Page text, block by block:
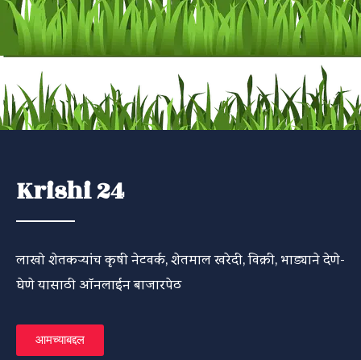
Krishi 24
लाखो शेतकऱ्यांच कृषी नेटवर्क, शेतमाल खरेदी, विक्री, भाड्याने देणे-
घेणे यासाठी ऑनलाईन बाजारपेठ
आमच्याबद्दल